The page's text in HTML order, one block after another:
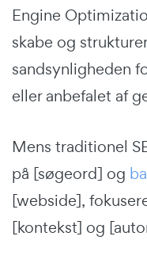
Engine
skabe og
sandsynligheden
eller anbefalet af
Mens traditionel
på [søgeord] og
[webside],
[kontekst] og